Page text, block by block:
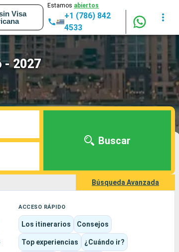
Visa
Estamos abiertos
+1 (786) 842
4533
- 2027
Buscar
Búsqueda Avanzada
ACCESO RÁPIDO
Los itinerarios Consejos
Top experiencias ¿Cuándo ir?